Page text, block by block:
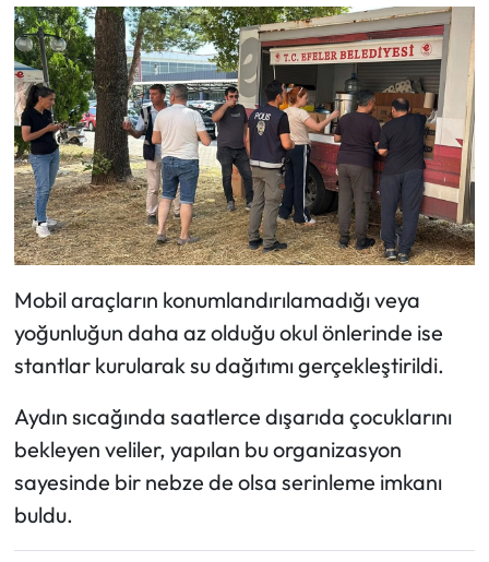
Mobil araçların konumlandırılamadığı veya
yoğunluğun daha az olduğu okul önlerinde ise
stantlar kurularak su dağıtımı gerçekleştirildi.
Aydın sıcağında saatlerce dışarıda çocuklarını
bekleyen veliler, yapılan bu organizasyon
sayesinde bir nebze de olsa serinleme imkanı
buldu.